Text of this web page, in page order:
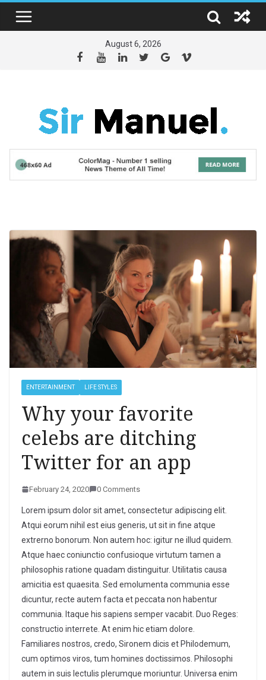
August 6, 2026
ENTERTAINMENT LIFE STYLES
Why your favorite
celebs are ditching
Twitter for an app
February 24, 2020 0 Comments
Lorem ipsum dolor sit amet, consectetur adipiscing elit.
Atqui eorum nihil est eius generis, ut sit in fine atque
extrerno bonorum. Non autem hoc: igitur ne illud quidem.
Atque haec coniunctio confusioque virtutum tamen a
philosophis ratione quadam distinguitur. Utilitatis causa
amicitia est quaesita. Sed emolumenta communia esse
dicuntur, recte autem facta et peccata non habentur
communia. Itaque his sapiens semper vacabit. Duo Reges:
constructio interrete. At enim hic etiam dolore.
Familiares nostros, credo, Sironem dicis et Philodemum,
cum optimos viros, tum homines doctissimos. Philosophi
autem in suis lectulis plerumque moriuntur. Universa enim